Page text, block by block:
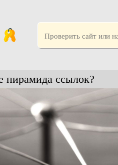
пирамида ссылок?